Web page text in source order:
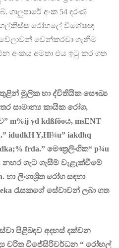
අංක 54 දරණ
රෝහලේ විශේෂඥ
වෙන්කරවා ගැනීම
අංකය අමතා එය ඉටු කර ගත
මූලික හා ද්විතියික සෞඛ්‍ය
සාමාන්‍ය කායික රෝග,
” m%ij yd kdßfõoය, msENT
idudkH Y,Hl¾u” iakdhq
frda.” මෞත්‍රලිංගික“ p¾u
ගැට ගැසීම් වැළැක්වීමේ
හා ලිංගාශ්‍රිත රෝග සඳහා
රැසකගේ සේවාවන් ලබා ගත
පිළිබඳව අදහස් දක්වන
චරිත විජේසිරිවර්ධන “ රෝහල්